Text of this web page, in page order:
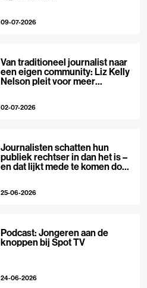
09-07-2026
Van traditioneel journalist naar
een eigen community: Liz Kelly
Nelson pleit voor meer
02-07-2026
Journalisten schatten hun
publiek rechtser in dan het is –
en dat lijkt mede te komen door
25-06-2026
Podcast: Jongeren aan de
knoppen bij Spot TV
24-06-2026